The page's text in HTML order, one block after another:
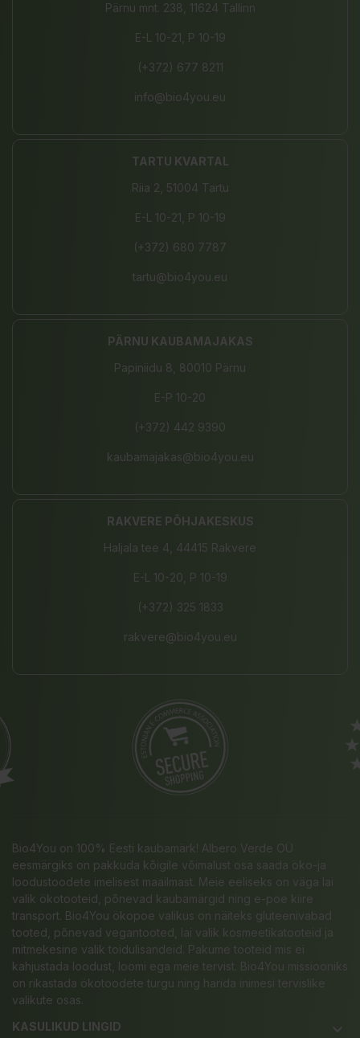
Pärnu mnt. 238, 11624 Tallinn
E-L 10-21, P 10-19
(+372) 677 8211
info@bio4you.eu
TARTU KVARTAL
Riia 2, 51004 Tartu
E-L 10-21, P 10-19
(+372) 680 7787
tartu@bio4you.eu
PÄRNU KAUBAMAJAKAS
Papiniidu 8, 80010 Pärnu
E-P 10-20
(+372) 442 9390
kaubamajakas@bio4you.eu
RAKVERE PÕHJAKESKUS
Haljala tee 4, 44415 Rakvere
E-L 10-20, P 10-19
(+372) 325 1833
rakvere@bio4you.eu
Bio4You on 100% Eesti kaubamärk! Albero Verde OÜ
eesmärgiks on pakkuda kõigile võimalust osa saada öko-ja
loodustoodete imelisest maailmast. Meie eeliseks on väga lai
valik ökotooteid, põnevad kaubamärgid ning e-poe kiire
transport. Bio4You ökopoe valikus on näiteks gluteenivabad
tooted, põnevad vegantooted, lai valik kosmeetikatooteid ja
mitmekesine valik toidulisandeid. Pakume tooteid mis ei
kahjustada loodust, loomi ega meie tervist. Bio4You missiooniks
on rikastada ökotoodete turgu ning harida inimesi tervislike
valikute osas.
KASULIKUD LINGID
keyboard_arrow_down